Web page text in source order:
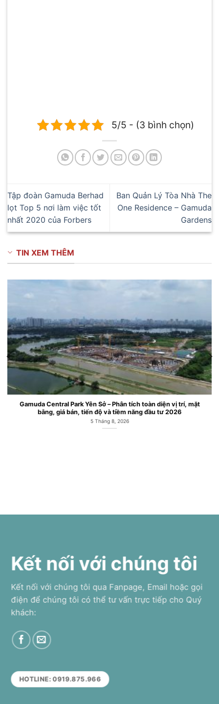
5/5 - (3 bình chọn)
Tập đoàn Gamuda Berhad
lọt Top 5 nơi làm việc tốt
nhất 2020 của Forbers
Ban Quản Lý Tòa Nhà The
One Residence – Gamuda
Gardens
TIN XEM THÊM
diện vị trí, mặt
đầu tư 2026
Căn hộ chung cư Gamuda Central Park
Mai
Kết nối với chúng tôi
Kết nối với chúng tôi qua Fanpage, Email hoặc gọi
điện để chúng tôi có thể tư vấn trực tiếp cho Quý
khách:
HOTLINE: 0919.875.966